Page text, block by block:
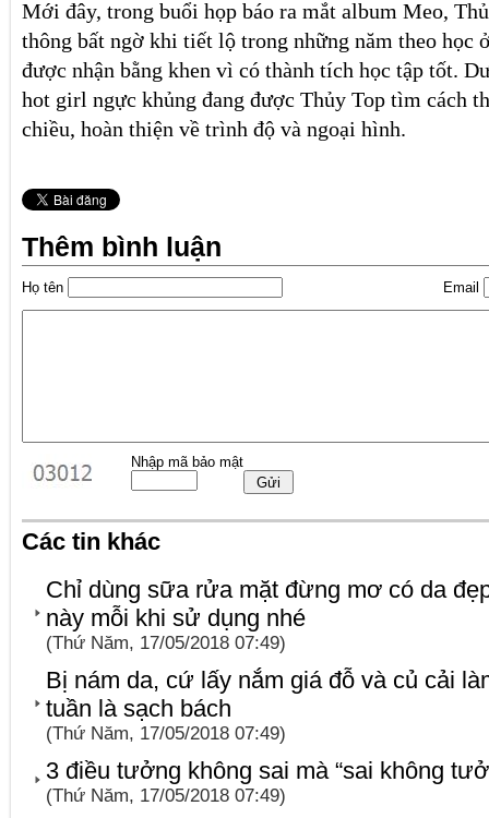
Mới đây, trong buổi họp báo ra mắt album Meo,
thông bất ngờ khi tiết lộ trong những năm theo học
được nhận bằng khen vì có thành tích học tập tốt.
hot girl ngực khủng đang được Thủy Top tìm cách
chiều, hoàn thiện về trình độ và ngoại hình.
Thêm bình luận
Họ tên Email
Nhập mã bảo mật
Các tin khác
Chỉ dùng sữa rửa mặt đừng mơ có da
này mỗi khi sử dụng nhé
(Thứ Năm, 17/05/2018 07:49)
Bị nám da, cứ lấy nắm giá đỗ và củ cải
tuần là sạch bách
(Thứ Năm, 17/05/2018 07:49)
3 điều tưởng không sai mà “sai không
(Thứ Năm, 17/05/2018 07:49)